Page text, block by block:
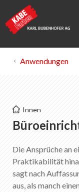
Büroeinrichtungen
Merkliste
Über KABE Farben
Downloads
Anwendungen
Innen
Die Ansprüche an
Praktikabilität
sagt nach
aus, als manch